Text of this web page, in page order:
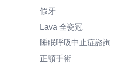
假牙
Lava 全瓷冠
睡眠呼吸中止症諮詢
正顎手術